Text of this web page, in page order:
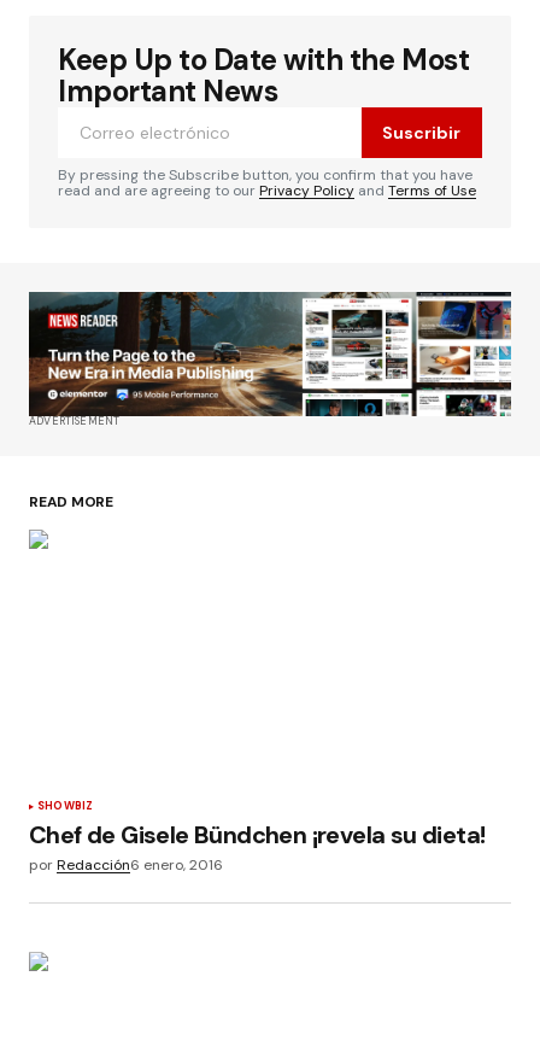
Keep Up to Date with the Most
Important News
Suscribir
By pressing the Subscribe button, you confirm that you have
read and are agreeing to ourPrivacy Policy and Terms of Use
ADVERTISEMENT
READ MORE
SHOWBIZ
Chef de Gisele Bündchen ¡revela su dieta!
porRedacción6 enero, 2016